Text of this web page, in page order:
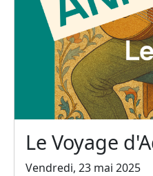
Le Voyage
Vendredi, 23 mai 2025